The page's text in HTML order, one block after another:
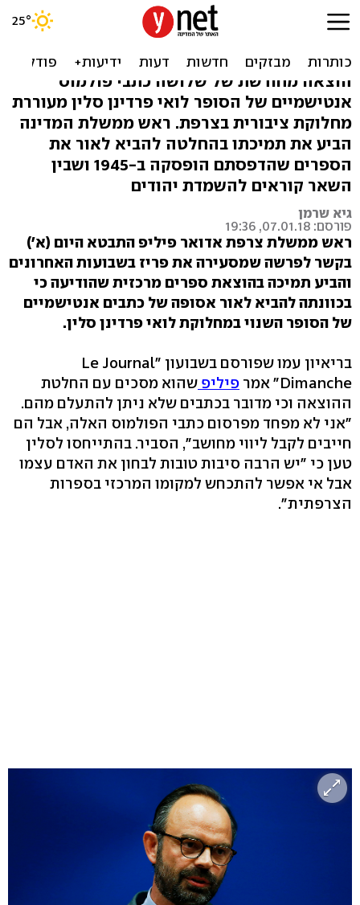
אסופת כתבים אנטישמיים
תצא לאור בצרפת
הוצאה מחודשת של שלושה כתבי פולמוס
אנטישמיים של הסופר לואי פרדינן סלין מעוררת
מחלוקת ציבורית בצרפת. ראש ממשלת המדינה
הביע את תמיכתו בהחלטה להביא לאור את
הספרים שהדפסתם הופסקה ב-1945 ושבין
השאר קוראים להשמדת יהודים
גיא שרמן
פורסם: 07.01.18, 19:36
ראש ממשלת צרפת אדואר פיליפ התבטא היום (א')
בקשר לפרשה שמסעירה את פריז בשבועות האחרונים
והביע תמיכה בהוצאת ספרים מרכזית שהודיעה כי
בכוונתה להביא לאור אסופה של כתבים אנטישמיים
של הסופר השנוי במחלוקת לואי פרדינן סלין.
בריאיון עמו שפורסם בשבועון "Le Journal
Dimanche" אמר
פיליפ שהוא מסכים עם החלטת
ההוצאה וכי מדובר בכתבים שלא ניתן להתעלם מהם.
"אני לא מפחד מפרסום כתבי הפולמוס האלה, אבל הם
חייבים לקבל ליווי מחושב", הסביר. בהתייחסו לסלין
טען כי "יש הרבה סיבות טובות לבחון את האדם עצמו
אבל אי אפשר להתכחש למקומו המרכזי בספרות
הצרפתית".